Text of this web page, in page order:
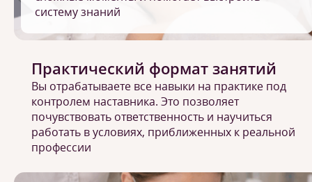
систему знаний
Практический формат занятий
Вы отрабатываете все навыки на практике под
контролем наставника. Это позволяет
почувствовать ответственность и научиться
работать в условиях, приближенных к реальной
профессии